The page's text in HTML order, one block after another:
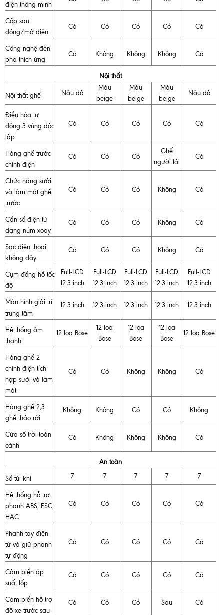
điện thông minh
Cốp sau
đóng/mở điện
Có Có Có Có Có
Công nghệ đèn
pha thích ứng
Có Không Không Không Có
Nội thất
Nội thất ghế Nâu đỏ
Màu
beige
Màu
beige
Màu
beige
Nâu đỏ
Điều hòa tự
động 3 vùng độc
lập
Có Có Có Có Có
Hàng ghế trước
chỉnh điện
Có Có Có
Ghế
người lái
Có
Chức năng sưởi
và làm mát ghế
trước
Có Có Có Không Có
Cần số điện tử
dạng núm xoay
Có Có Có Không Có
Sạc điện thoại
không dây
Có Có Có Không Có
Cụm đồng hồ tốc
độ
Full-LCD
12.3 inch
Full-LCD
12.3 inch
Full-LCD
12.3 inch
Full-LCD
12.3 inch
Full-LCD
12.3 inch
Màn hình giải trí
trung tâm
12.3 inch 12.3 inch 12.3 inch 12.3 inch 12.3 inch
Hệ thống âm
thanh
12 loa Bose
12 loa
Bose
12 loa
Bose
12 loa
Bose
12 loa Bose
Hàng ghế 2
chỉnh điện tích
hợp sưởi và làm
mát
Có Có Không Không Có
Hàng ghế 2,3
ghế tháo rời
Không Không Có Có Không
Cửa sổ trời toàn
cảnh
Có Không Không Không Có
An toàn
Số túi khí 7 7 7 7 7
Hệ thống hỗ trợ
phanh ABS, ESC,
HAC
Có Có Có Có Có
Phanh tay điện
tử và giữ phanh
tự động
Có Có Có Có Có
Cảm biến áp
suất lốp
Có Có Có Có Có
Cảm biến hỗ trợ
đỗ xe trước sau
Có Có Có Sau Có